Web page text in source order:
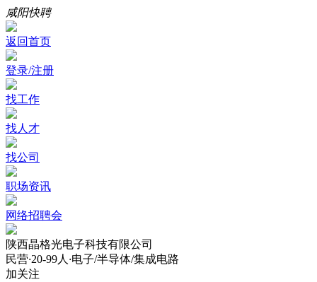
咸阳快聘
返回首页
登录/注册
找工作
找人才
找公司
职场资讯
网络招聘会
陕西晶格光电子科技有限公司
民营·20-99人 ·电子/半导体/集成电路
加关注